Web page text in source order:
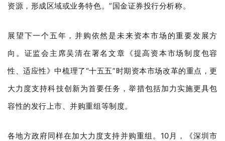
资源，形成区域或业务特色。”国金证券投行分析称。
展望下一个五年，并购依然是未来资本市场的重要发展方
向。证监会主席吴清在署名文章《提高资本市场制度包容
性、适应性》中梳理了“十五五”时期资本市场改革的重点，更
大力度支持科技创新为首要任务，举措包括加力实施更具包
容性的发行上市、并购重组等制度。
各地方政府同样在加大力度支持并购重组。10月，《深圳市